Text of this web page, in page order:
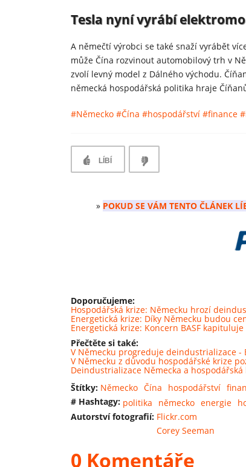
Tesla nyní vyrábí
A němečtí výrobci se také snaží vyrábět
může Čína rozvinout automobilový trh v
zvolí levný model z Dálného východu.
německá hospodářská politika hraje
#Německo #Čína #hospodářství #finance
LÍBÍ
» POKUD SE VÁM TENTO ČLÁNEK
Doporučujeme:
Hospodářská krize: Německu hrozí
Energetická krize: Díky Německu budou
Energetická krize: Koncern BASF
Přečtěte si také:
V Německu progreduje deindustrializace -
V Německu z důvodu hospodářské krize
Deindustrializace Německa a
Štítky: Německo Čína hospodářství
# Hashtagy: politika německo energie
Autorství fotografií: Flickr.com
Corey Seeman
0 Komentáře